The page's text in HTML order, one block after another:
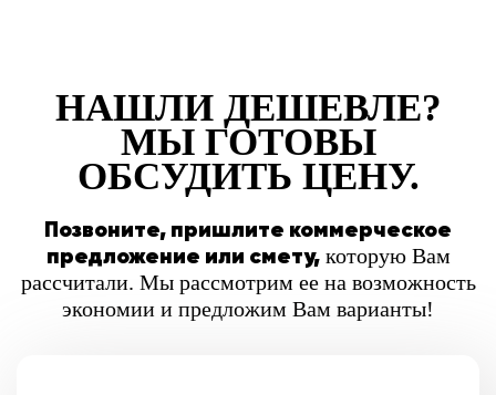
НАШЛИ ДЕШЕВЛЕ?
МЫ ГОТОВЫ
ОБСУДИТЬ ЦЕНУ.
Позвоните, пришлите коммерческое
предложение или смету,которую Вам
рассчитали. Мы рассмотрим ее на возможность
экономии и предложим Вам варианты!